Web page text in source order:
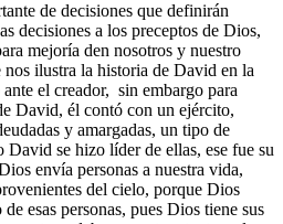
de decisiones que definirán
decisiones a los preceptos de Dios,
mejoría den nosotros y nuestro
ilustra la historia de David en la
el creador, sin embargo para
David, él contó con un ejército,
y amargadas, un tipo de
David se hizo líder de ellas, ese fue su
envía personas a nuestra vida,
del cielo, porque Dios
esas personas, pues Dios tiene sus